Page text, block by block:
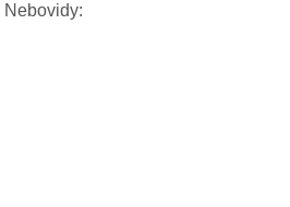
Nebovidy: